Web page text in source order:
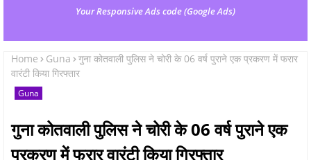
Your Responsive Ads code (Google Ads)
Home Guna
गुना कोतवाली पुलिस ने चोरी के 06 वर्ष पुराने एक प्रकरण में फरार
वारंटी किया गिरफ्तार
Guna
गुना कोतवाली पुलिस ने चोरी के 06 वर्ष पुराने एक
प्रकरण में फरार वारंटी किया गिरफ्तार